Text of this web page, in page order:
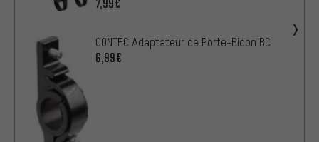
7,99€
CONTEC Adaptateur de Porte-Bidon BC
6,99€